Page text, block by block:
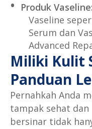
Produk Vaseline:
Vaseline
Serum dan
Advanced
Miliki Kulit
Panduan
Pernahkah Anda
tampak sehat dan
bersinar tidak